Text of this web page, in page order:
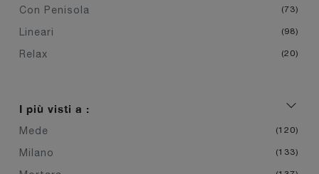
Con Penisola 73
Lineari 98
Relax 20
I più visti a :
Mede 120
Milano 133